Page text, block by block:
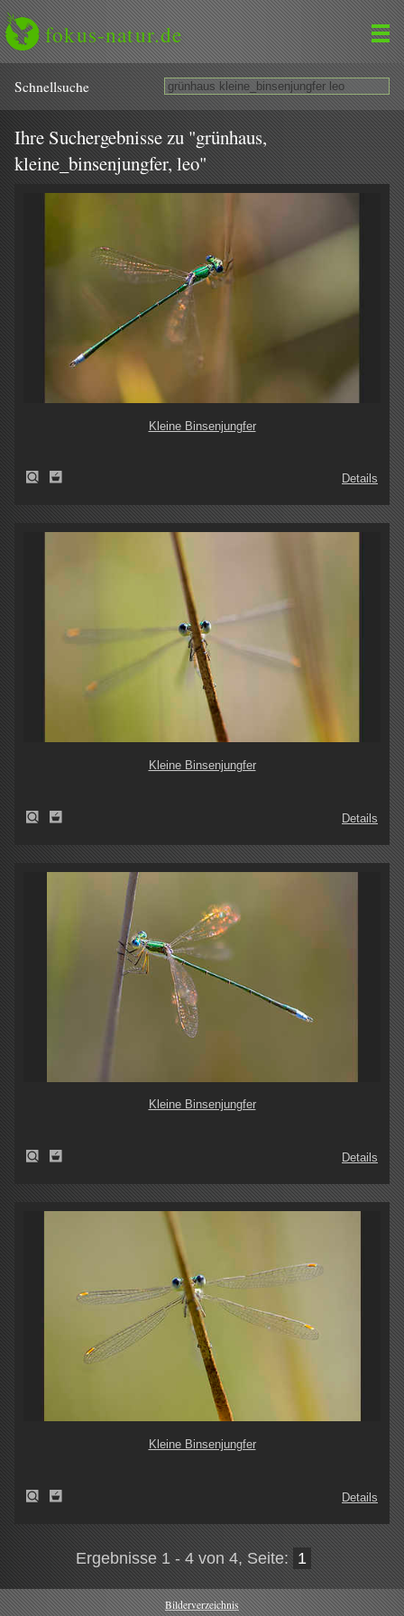
fokus-natur.de
Schnell­suche
Ihre Suchergebnisse zu "grünhaus,
kleine_binsenjungfer, leo"
Kleine Binsenjungfer
Details
Kleine Binsenjungfer
Details
Kleine Binsenjungfer
Details
Kleine Binsenjungfer
Details
Ergebnisse 1 - 4 von 4, Seite: 1
Bilderverzeichnis